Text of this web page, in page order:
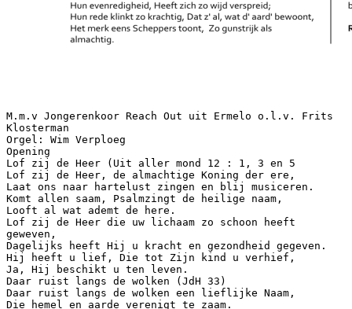
M.m.v Jongerenkoor Reach Out uit Ermelo o.l.v. Frits
Klosterman
Orgel: Wim Verploeg
Opening
Lof zij de Heer (Uit aller mond 12 : 1, 3 en 5
Lof zij de Heer, de almachtige Koning der ere,
Laat ons naar hartelust zingen en blij musiceren.
Komt allen saam, Psalmzingt de heilige naam,
Looft al wat ademt de here.
Lof zij de Heer die uw lichaam zo schoon heeft
geweven,
Dagelijks heeft Hij u kracht en gezondheid gegeven.
Hij heeft u lief, Die tot Zijn kind u verhief,
Ja, Hij beschikt u ten leven.
Daar ruist langs de wolken (JdH 33)
Daar ruist langs de wolken een lieflijke Naam,
Die hemel en aarde verenigt te zaam.